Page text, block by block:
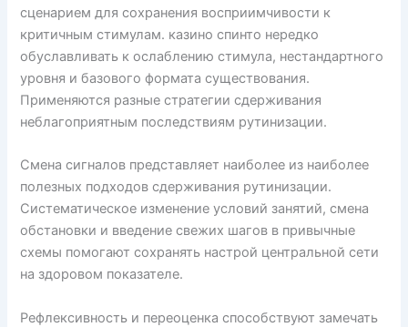
сценарием для сохранения восприимчивости к
критичным стимулам. казино спинто нередко
обуславливать к ослаблению стимула, нестандартного
уровня и базового формата существования.
Применяются разные стратегии сдерживания
неблагоприятным последствиям рутинизации.
Смена сигналов представляет наиболее из наиболее
полезных подходов сдерживания рутинизации.
Систематическое изменение условий занятий, смена
обстановки и введение свежих шагов в привычные
схемы помогают сохранять настрой центральной сети
на здоровом показателе.
Рефлексивность и переоценка способствуют замечать